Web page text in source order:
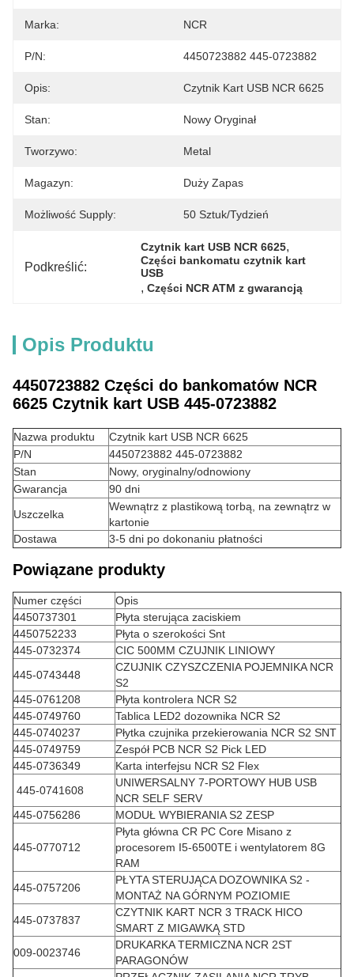
Marka: NCR
P/N: 4450723882 445-0723882
Opis: Czytnik Kart USB NCR 6625
Stan: Nowy Oryginał
Tworzywo: Metal
Magazyn: Duży Zapas
Możliwość Supply: 50 Sztuk/tydzień
Podkreślić:
Czytnik kart USB NCR 6625,
Części bankomatu czytnik kart
USB
, Części NCR ATM z gwarancją
Opis Produktu
4450723882 Części do bankomatów NCR
6625 Czytnik kart USB 445-0723882
Nazwa produktu
Czytnik kart USB NCR 6625
P/N
4450723882 445-0723882
Stan
Nowy, oryginalny/odnowiony
Gwarancja
90 dni
Uszczelka
Wewnątrz z plastikową torbą, na zewnątrz w
kartonie
Dostawa
3-5 dni po dokonaniu płatności
Powiązane produkty
Numer części
Opis
4450737301
Płyta sterująca zaciskiem
4450752233
Płyta o szerokości Snt
445-0732374
CIC 500MM CZUJNIK LINIOWY
445-0743448
CZUJNIK CZYSZCZENIA POJEMNIKA NCR
S2
445-0761208
Płyta kontrolera NCR S2
445-0749760
Tablica LED2 dozownika NCR S2
445-0740237
Płytka czujnika przekierowania NCR S2 SNT
445-0749759
Zespół PCB NCR S2 Pick LED
445-0736349
Karta interfejsu NCR S2 Flex
445-0741608
UNIWERSALNY 7-PORTOWY HUB USB
NCR SELF SERV
445-0756286
MODUŁ WYBIERANIA S2 ZESP
445-0770712
Płyta główna CR PC Core Misano z
procesorem I5-6500TE i wentylatorem 8G
RAM
445-0757206
PŁYTA STERUJĄCA DOZOWNIKA S2 -
MONTAŻ NA GÓRNYM POZIOMIE
445-0737837
CZYTNIK KART NCR 3 TRACK HICO
SMART Z MIGAWKĄ STD
009-0023746
DRUKARKA TERMICZNA NCR 2ST
PARAGONÓW